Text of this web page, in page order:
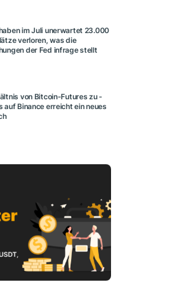
im Juli unerwartet 23.000
verloren, was die
der Fed infrage stellt
von Bitcoin-Futures zu -
auf Binance erreicht ein neues